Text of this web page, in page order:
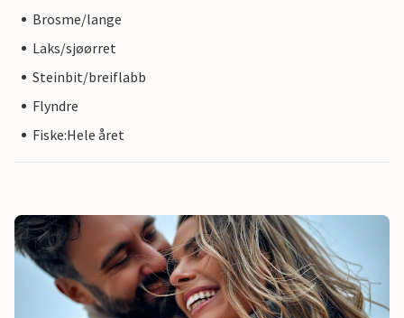
Brosme/lange
Laks/sjøørret
Steinbit/breiflabb
Flyndre
Fiske:Hele året